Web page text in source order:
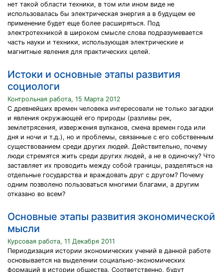
нет такой области техники, в том или ином виде не
использовалась бы электрическая энергия а в будущем ее
применение будет еще более расширяться. Под
электротехникой в широком смысле слова подразумевается
часть науки и техники, использующая электрические и
магнитные явления для практических целей.
Истоки и основные этапы развития
социологи
Контрольная работа, 15 Марта 2012
С древнейших времен человека интересовали не только загадки
и явления окружающей его природы (разливы рек,
землетрясения, извержения вулканов, смена времен года или
дня и ночи и т.д.), но и проблемы, связанные с его собственным
существованием среди других людей. Действительно, почему
люди стремятся жить среди других людей, а не в одиночку? Что
заставляет их проводить между собой границы, разделяться на
отдельные государства и враждовать друг с другом? Почему
одним позволено пользоваться многими благами, а другим
отказано во всем?
Основные этапы развития экономической
мысли
Курсовая работа, 11 Декабря 2011
Периодизация истории экономических учений в данной работе
основывается на выделении социально-экономических
формаций в истории общества. Соответственно, будут